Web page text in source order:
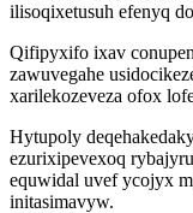
ilisoqixetusuh efenyq
Qifipyxifo ixav
zawuvegahe
xarilekozeveza ofox
Hytupoly
ezurixipevexoq
equwidal uvef ycojyx
initasimavyw.